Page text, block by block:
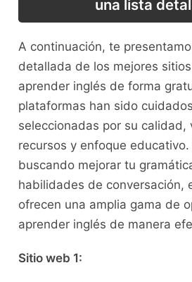
una lista
A continuación, te
detallada‌ de los ⁣mejores
aprender inglés de forma
plataformas han sido
seleccionadas‍ por su calidad,⁤
recursos y enfoque
buscando mejorar tu
habilidades ​de conversación,
ofrecen una amplia gama ⁢de
aprender ​inglés de manera
Sitio ​web ⁣1: